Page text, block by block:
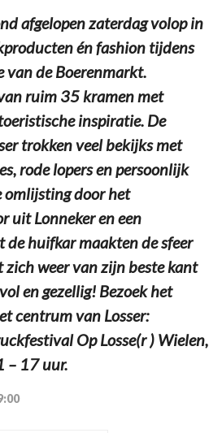
afgelopen zaterdag volop in
én fashion tijdens
van de Boerenmarkt.
ruim 35 kramen met
inspiratie. De
trokken veel bekijks met
rode lopers en persoonlijk
omlijsting door het
uit Lonneker en een
de huifkar maakten de sfeer
zich weer van zijn beste kant
en gezellig! Bezoek het
centrum van Losser:
Op Losse(r ) Wielen,
– 17 uur.